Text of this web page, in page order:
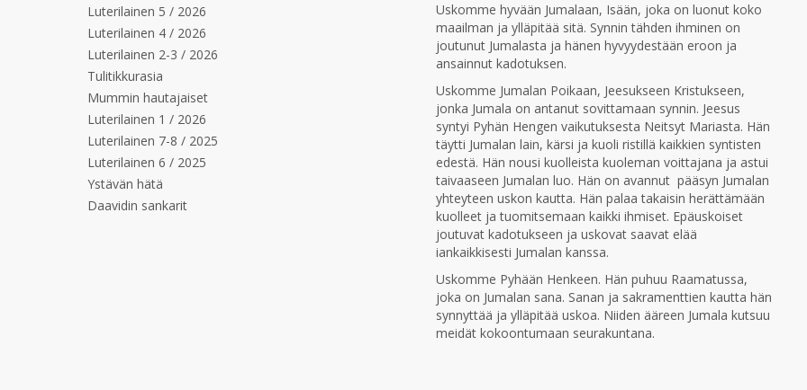
Luterilainen 5 / 2026
Luterilainen 4 / 2026
Luterilainen 2-3 / 2026
Tulitikkurasia
Mummin hautajaiset
Luterilainen 1 / 2026
Luterilainen 7-8 / 2025
Luterilainen 6 / 2025
Ystävän hätä
Daavidin sankarit
Uskomme hyvään Jumalaan, Isään, joka on luonut koko
maailman ja ylläpitää sitä. Synnin tähden ihminen on
joutunut Jumalasta ja hänen hyvyydestään eroon ja
ansainnut kadotuksen.
Uskomme Jumalan Poikaan, Jeesukseen Kristukseen,
jonka Jumala on antanut sovittamaan synnin. Jeesus
syntyi Pyhän Hengen vaikutuksesta Neitsyt Mariasta. Hän
täytti Jumalan lain, kärsi ja kuoli ristillä kaikkien syntisten
edestä. Hän nousi kuolleista kuoleman voittajana ja astui
taivaaseen Jumalan luo. Hän on avannut pääsyn Jumalan
yhteyteen uskon kautta. Hän palaa takaisin herättämään
kuolleet ja tuomitsemaan kaikki ihmiset. Epäuskoiset
joutuvat kadotukseen ja uskovat saavat elää
iankaikkisesti Jumalan kanssa.
Uskomme Pyhään Henkeen. Hän puhuu Raamatussa,
joka on Jumalan sana. Sanan ja sakramenttien kautta hän
synnyttää ja ylläpitää uskoa. Niiden ääreen Jumala kutsuu
meidät kokoontumaan seurakuntana.